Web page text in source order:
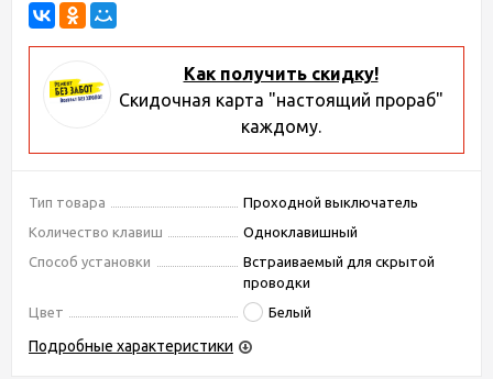
Как получить скидку!
Скидочная карта "настоящий прораб"
каждому.
Тип товара
Проходной выключатель
Количество клавиш
Одноклавишный
Способ установки
Встраиваемый для скрытой
проводки
Цвет
Белый
Подробные характеристики